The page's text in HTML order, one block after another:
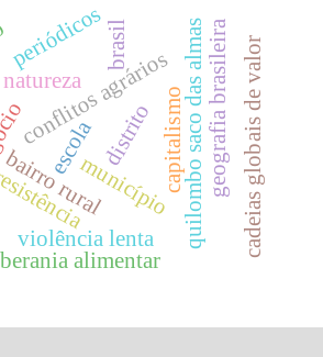
município
distrito
bairro rural
escola
conflitos agráriosquilombo saco das almas
capitalismo
violência lenta
alimentar
geografia brasileira
periódicos cadeias globais de valor
brasil